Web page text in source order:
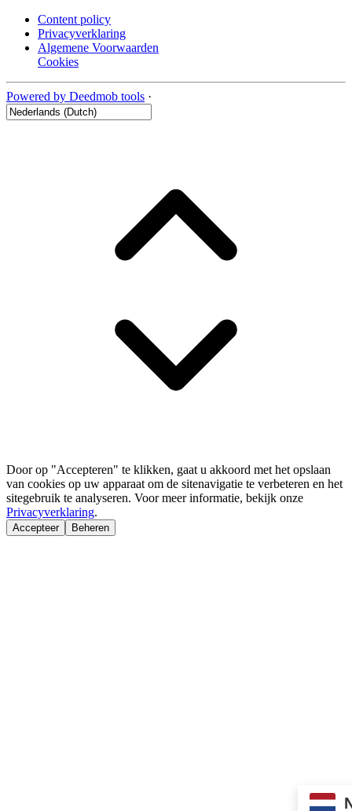
Content policy
Privacyverklaring
Algemene Voorwaarden
Cookies
Powered by Deedmob tools ·
Door op "Accepteren" te klikken, gaat u akkoord met het opslaan
van cookies op uw apparaat om de sitenavigatie te verbeteren en het
sitegebruik te analyseren. Voor meer informatie, bekijk onze
Privacyverklaring.
Accepteer Beheren